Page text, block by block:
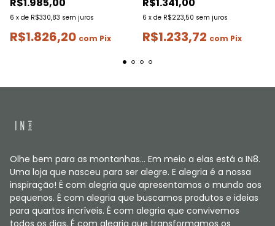
6 x de R$330,83 sem juros
R$1.826,20 com Pix
6 x de R$223,50 sem juros
R$1.233,72 com Pix
Olhe bem para as montanhas... Em meio a elas está a IN8.
Uma loja que nasceu para ser alegre. E alegria é a nossa
inspiração! É com alegria que apresentamos o mundo aos
pequenos. É com alegria que buscamos produtos e ideias
para quartos incríveis. É com alegria que convivemos
todos os dias. É com alegria que transformamos os